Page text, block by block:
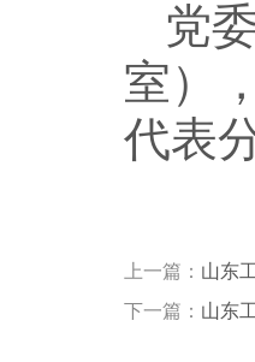
党
室）
代表
上一篇： 山东
下一篇： 山东